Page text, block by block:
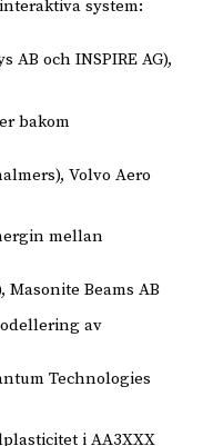
system:
och INSPIRE AG),
bakom
Volvo Aero
mellan
Beams AB
av
Technologies
i AA3XXX